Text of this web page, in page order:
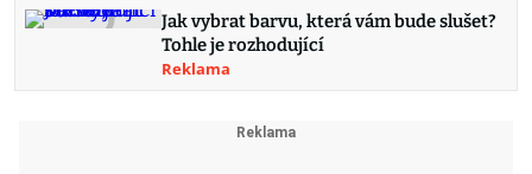
Jak vybrat barvu, která vám bude slušet?
Tohle je rozhodující
Reklama